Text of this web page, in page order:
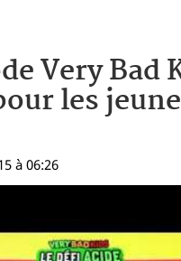
Very Bad
les
à 06:26